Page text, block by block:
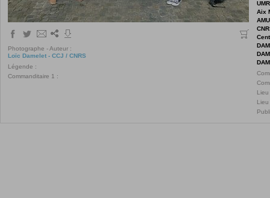
Photographe - Auteur :
Loïc Damelet - CCJ / CNRS
Légende :
Commanditaire 1 :
Aix
AMU